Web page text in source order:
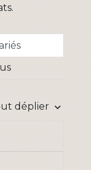
déplier keyboard_arrow_down